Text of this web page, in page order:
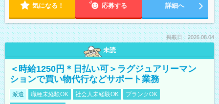
気になる！ 応募する 詳細へ
掲載日：2026.08.04
未読
＜時給1250円＊日払い可＞ラグジュアリーマン
ションで買い物代行などサポート業務
派遣 職種未経験OK 社会人未経験OK
ブランクOK